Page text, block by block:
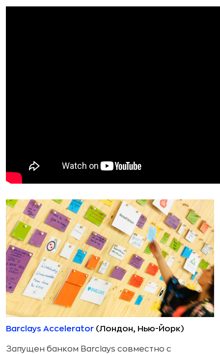
Barclays Accelerator (Лондон, Нью-Йорк)
Запущен банком Barclays совместно с